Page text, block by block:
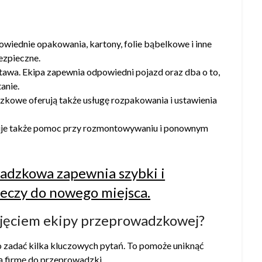
opakowania, kartony, folie bąbelkowe i inne
Ekipa zapewnia odpowiedni pojazd oraz dba o to,
oferują także usługę rozpakowania i ustawienia
także pomoc przy rozmontowywaniu i ponownym
ekipy przeprowadzkowej?
kilka kluczowych pytań. To pomoże uniknąć
firmę do przeprowadzki.